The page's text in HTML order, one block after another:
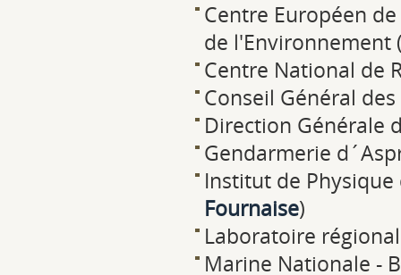
Centre Européen
de l'Environnement
Centre National de
Conseil Général
Direction Générale
Gendarmerie
Institut de Physique
Fournaise)
Laboratoire
Marine Nationale -